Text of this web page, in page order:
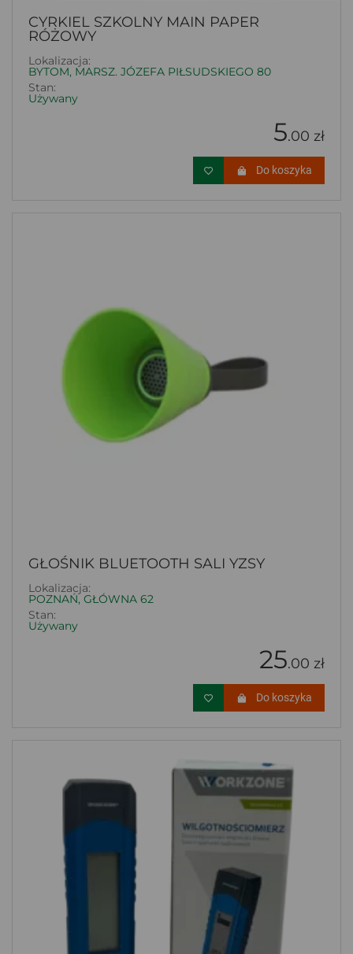
CYRKIEL SZKOLNY MAIN PAPER
RÓŻOWY
Lokalizacja:
BYTOM, MARSZ. JÓZEFA PIŁSUDSKIEGO 80
Stan:
Używany
5.00 zł
Do koszyka
GŁOŚNIK BLUETOOTH SALI YZSY
Lokalizacja:
POZNAŃ, GŁÓWNA 62
Stan:
Używany
25.00 zł
Do koszyka